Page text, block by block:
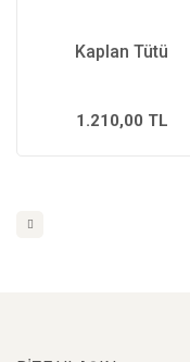
Kaplan Tütü
1.210,00 TL